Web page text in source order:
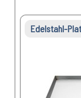
Edelstahl-